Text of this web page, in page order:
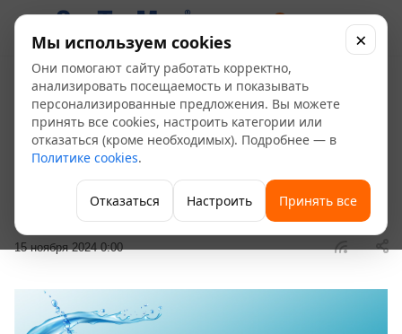
Новинка в СанТехМаг:
Гибкая подводка Monoflex
PEX-Technology
—
Новинка в СанТехМаг: Гибкая подводка Monoflex PEX-Technology
15 ноября 2024 0:00
Мы используем cookies
Они помогают сайту работать корректно,
анализировать посещаемость и показывать
персонализированные предложения. Вы можете
принять все cookies, настроить категории или
отказаться (кроме необходимых). Подробнее — в
Политике cookies.
Отказаться Настроить Принять все
×